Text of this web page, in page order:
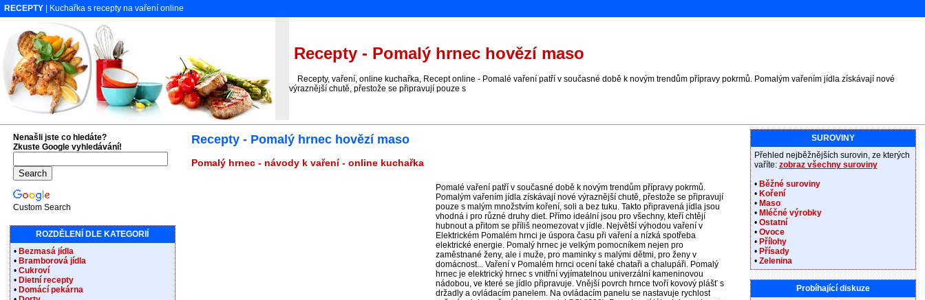
RECEPTY | Kuchařka s recepty na vaření online
Recepty - Pomalý hrnec hovězí maso
Recepty, vaření, online kuchařka, Recept online - Pomalé vaření patří v současné době k novým trendům přípravy pokrmů. Pomalým vařením jídla získávají nové
výraznější chutě, přestože se připravují pouze s
Recepty - Pomalý hrnec hovězí maso
Pomalý hrnec - návody k vaření - online kuchařka
Pomalé vaření patří v současné době k novým trendům přípravy pokrmů.
Pomalým vařením jídla získávají nové výraznější chutě, přestože se připravují
pouze s malým množstvím koření, soli a bez tuku. Takto připravená jídla jsou
vhodná i pro různé druhy diet. Přímo ideální jsou pro všechny, kteří chtějí
hubnout a přitom se příliš neomezovat v jídle. Největší výhodou vaření v
Elektrickém Pomalém hrnci je úspora času při vaření a nízká spotřeba
elektrické energie. Pomalý hrnec je velkým pomocníkem nejen pro
zaměstnané ženy, ale i muže, pro maminky s malými dětmi, pro ženy v
domácnost... Vaření v Pomalém hrnci ocení také chataři a chalupáři. Pomalý
hrnec je elektrický hrnec s vnitřní vyjímatelnou univerzální kameninovou
nádobou, ve které se jídlo připravuje. Vnější povrch hrnce tvoří kovový plášť s
držadly a ovládacím panelem. Na ovládacím panelu se nastavuje rychlost
Nenašli jste co hledáte?
Zkuste Google vyhledávání!
Custom Search
ROZDĚLENÍ DLE KATEGORIÍ
• Bezmasá jídla
• Bramborová jídla
• Cukroví
• Dietní recepty
• Domácí pekárna
SUROVINY
Přehled nejběžnějších surovin, ze kterých
vaříte: zobraz všechny suroviny
• Běžné suroviny
• Koření
• Maso
• Mléčné výrobky
• Ostatní
• Ovoce
• Přílohy
• Přísady
• Zelenina
Probíhající diskuze